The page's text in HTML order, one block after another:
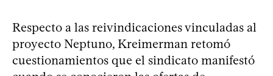
Respecto a las reivindicaciones vinculadas al
proyecto Neptuno, Kreimerman retomó
cuestionamientos que el sindicato manifestó